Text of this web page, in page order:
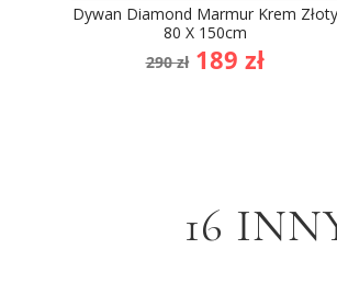
Dywan Diamond Marmur Krem Złoty
80 X 150cm
Cena
podstawowa
290 zł Cena
189 zł
16